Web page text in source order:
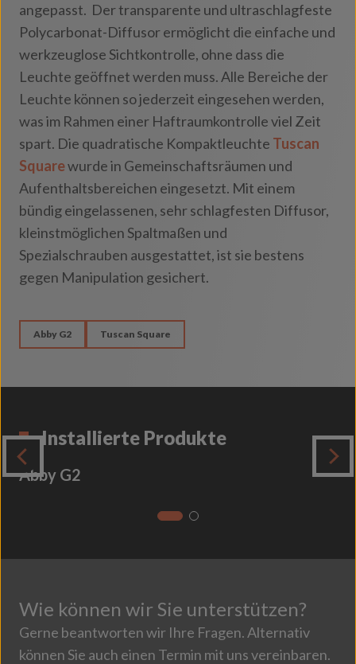
angepasst. Der transparente und ultraschlagfeste
Polycarbonat-Diffusor ermöglicht die einfache und
werkzeuglose Sichtkontrolle, ohne dass die
Leuchte geöffnet werden muss. Alle Bereiche der
Leuchte können so jederzeit eingesehen werden,
was im Rahmen einer Haftraumkontrolle viel Zeit
spart. Die quadratische Kompaktleuchte Tuscan
Squarewurde in Gemeinschaftsräumen und
Aufenthaltsbereichen eingesetzt. Mit einem
bündig eingelassenen, sehr schlagfesten Diffusor,
kleinstmöglichen Spaltmaßen und
Spezialschrauben ausgestattet, ist sie bestens
gegen Manipulation gesichert.
Abby G2 Tuscan Square
Installierte Produkte
Abby G2
Wie können wir Sie unterstützen?
Gerne beantworten wir Ihre Fragen. Alternativ
können Sie auch einen Termin mit uns vereinbaren.